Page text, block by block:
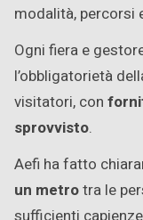
modalità, percorsi
Ogni fiera e
l’obbligatorietà
visitatori, con
sprovvisto.
Aefi ha fatto
un metrotra le